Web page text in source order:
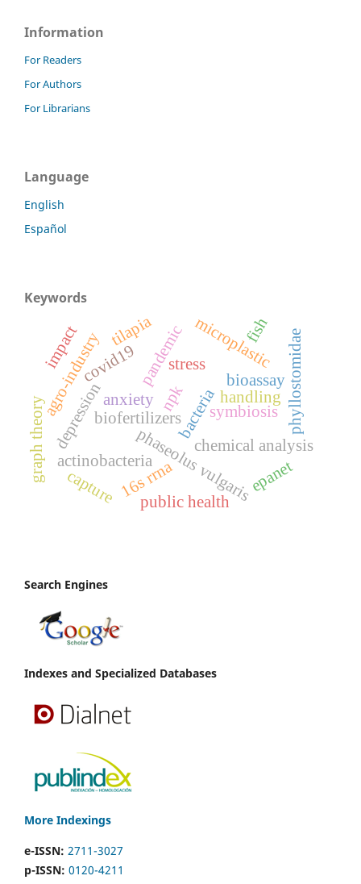
Information
For Readers
For Authors
For Librarians
Language
English
Español
Keywords
chemical analysis
actinobacteria
bacteria
biofertilizers
bioassay
npk
phaseolus vulgaris
phyllostomidae
depressionanxiety
stress
pandemic
covid19 microplastic
agro-industry
impact
symbiosis
16s rrna
graph theory epanet
fish
public health
handling
capture
tilapia
Search Engines
Indexes and Specialized Databases
More Indexings
e-ISSN: 2711-3027
p-ISSN: 0120-4211